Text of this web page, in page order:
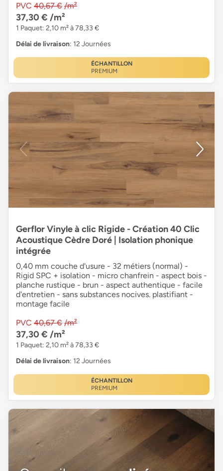
PVC 40,67 € /m²
37,30 € /m²
1 Paquet: 2,10 m² à 78,33 €
Délai de livraison: 12 Journées
ÉCHANTILLON
PREMIUM
Gerflor Vinyle à clic Rigide - Création 40 Clic
Acoustique Cèdre Doré | Isolation phonique
intégrée
0,40 mm couche d'usure - 32 métiers (normal) -
Rigid SPC + isolation - micro chanfrein - aspect bois -
planche rustique - brun - aspect authentique - facile
d'entretien - sans substances nocives. plastifiant -
montage facile
PVC 40,67 € /m²
37,30 € /m²
1 Paquet: 2,10 m² à 78,33 €
Délai de livraison: 12 Journées
ÉCHANTILLON
PREMIUM